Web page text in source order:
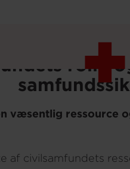
rolle
væsentlig ressource
af civilsamfundets